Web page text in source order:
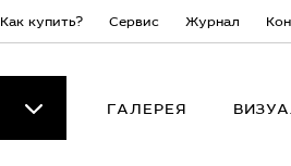
Как купить? Сервис Журнал
ГАЛЕРЕЯ